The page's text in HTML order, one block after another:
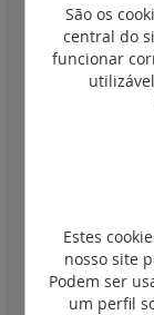
FTP com controlo
vermelho(0)
FTP - 45o - 2
FTP - 45o - 2 x
Com 2 saídas
Com 2 saídas
UTP com cordão
São os
central do
funcionar
Estes
nosso site
Podem ser
um perfil